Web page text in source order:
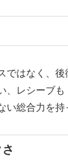
ではなく、後
、レシーブ
い総合力を持